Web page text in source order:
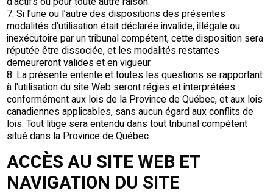
7. Si l’une ou l’autre des dispositions des présentes
modalités d’utilisation était déclarée invalide, illégale ou
inexécutoire par un tribunal compétent, cette disposition sera
réputée être dissociée, et les modalités restantes
demeureront valides et en vigueur.
8. La présente entente et toutes les questions se rapportant
à l'utilisation du site Web seront régies et interprétées
conformément aux lois de la Province de Québec, et aux lois
canadiennes applicables, sans aucun égard aux conflits de
lois. Tout litige sera entendu dans tout tribunal compétent
situé dans la Province de Québec.
ACCÈS AU SITE WEB ET
NAVIGATION DU SITE